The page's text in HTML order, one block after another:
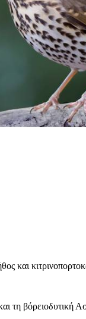
και
τη βόρειοδυτική